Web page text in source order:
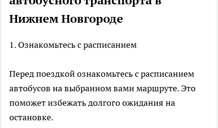
Нижнем Новгороде
1. Ознакомьтесь с расписанием
Перед поездкой ознакомьтесь с расписанием
автобусов на выбранном вами маршруте. Это
поможет избежать долгого ожидания на
остановке.